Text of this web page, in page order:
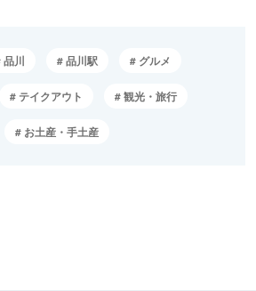
品川 品川駅 グルメ
テイクアウト 観光・旅行
お土産・手土産